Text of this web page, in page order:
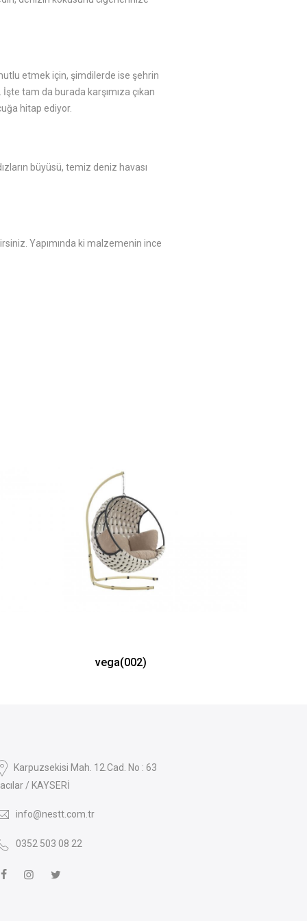
etmek için, şimdilerde ise şehrin
tam da burada karşımıza çıkan
hitap ediyor.
büyüsü, temiz deniz havası
Yapımında ki malzemenin ince
vega(002)
Karpuzsekisi Mah. 12.Cad. No : 63
/ KAYSERİ
info@nestt.com.tr
0352 503 08 22